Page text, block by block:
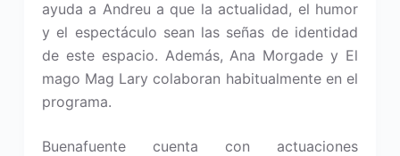
ayuda a Andreu a que la actualidad, el humor
y el espectáculo sean las señas de identidad
de este espacio. Además, Ana Morgade y El
mago Mag Lary colaboran habitualmente en el
programa.
Buenafuente cuenta con actuaciones